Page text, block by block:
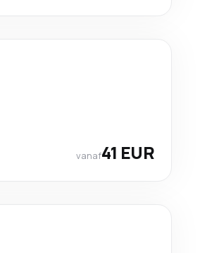
vanaf41 EUR